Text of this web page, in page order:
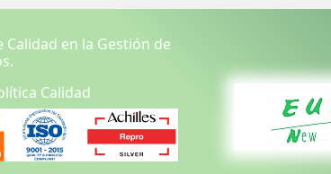
Calidad en la Gestión de
Calidad